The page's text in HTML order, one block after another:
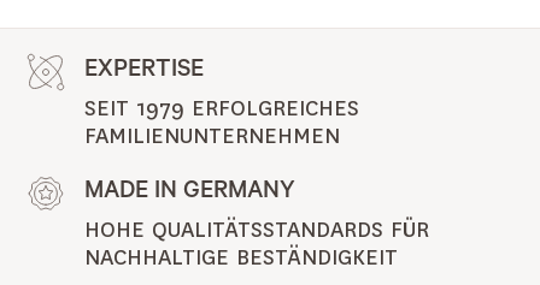
EXPERTISE
SEIT 1979 ERFOLGREICHES
FAMILIENUNTERNEHMEN
MADE IN GERMANY
HOHE QUALITÄTSSTANDARDS FÜR
NACHHALTIGE BESTÄNDIGKEIT